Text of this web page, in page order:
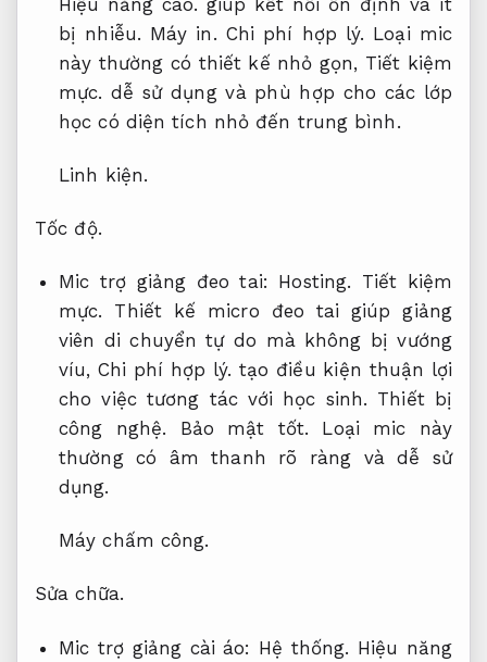
bị nhiễu. Máy in. Chi phí hợp lý. Loại mic
này thường có thiết kế nhỏ gọn, Tiết kiệm
mực. dễ sử dụng và phù hợp cho các lớp
học có diện tích nhỏ đến trung bình.
Linh kiện.
Tốc độ.
Mic trợ giảng đeo tai: Hosting. Tiết kiệm
mực. Thiết kế micro đeo tai giúp giảng
viên di chuyển tự do mà không bị vướng
víu,Chi phí hợp lý. tạo điều kiện thuận lợi
cho việc tương tác với học sinh. Thiết bị
công nghệ.
Bảo mật tốt. Loại mic này
thường có âm thanh rõ ràng và dễ sử
dụng.
Máy chấm công.
Sửa chữa.
Mic trợ giảng cài áo: Hệ thống. Hiệu năng